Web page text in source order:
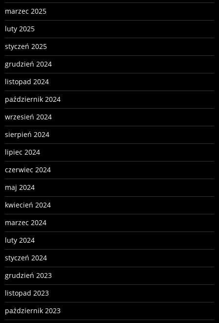
marzec 2025
luty 2025
styczeń 2025
grudzień 2024
listopad 2024
październik 2024
wrzesień 2024
sierpień 2024
lipiec 2024
czerwiec 2024
maj 2024
kwiecień 2024
marzec 2024
luty 2024
styczeń 2024
grudzień 2023
listopad 2023
październik 2023